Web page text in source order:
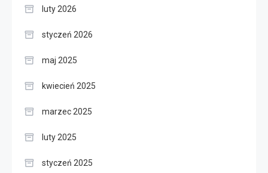
luty 2026
styczeń 2026
maj 2025
kwiecień 2025
marzec 2025
luty 2025
styczeń 2025